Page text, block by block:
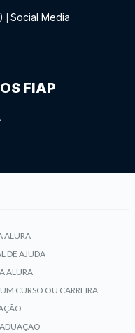
Social Media
FIAP
ALURA
DE AJUDA
ALURA
CURSO OU CARREIRA